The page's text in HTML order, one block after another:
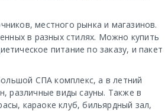
местного рынка и магазинов.
в разных стилях. Можно купить
питание по заказу, и пакет
СПА комплекс, а в летний
различные виды сауны. Также в
караоке клуб, бильярдный зал,